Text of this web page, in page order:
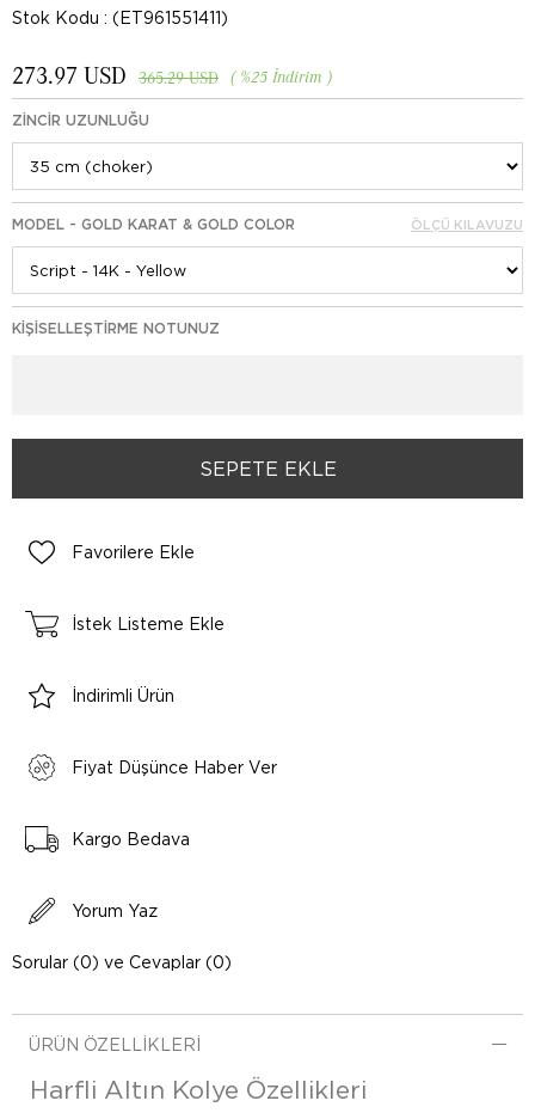
Stok Kodu (ET961551411)
%25 İndirim
365.29 USD
273.97 USD
ZINCIR UZUNLUĞU
MODEL - GOLD KARAT & GOLD COLOR ÖLÇÜ KILAVUZU
KIŞISELLEŞTIRME NOTUNUZ
Favorilere Ekle
İstek Listeme Ekle
İndirimli Ürün
Fiyat Düşünce Haber Ver
Kargo Bedava
Yorum Yaz
Sorular (0) ve Cevaplar (0)
ÜRÜN ÖZELLIKLERI
Harfli Altın Kolye Özellikleri